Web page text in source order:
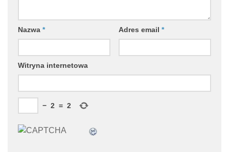
Nazwa * Adres email *
Witryna internetowa
− 2 = 2